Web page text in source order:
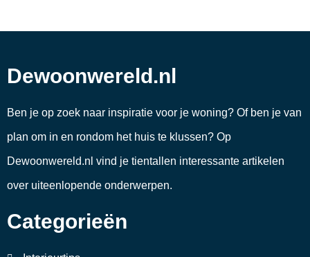
Dewoonwereld.nl
Ben je op zoek naar inspiratie voor je woning? Of ben je van
plan om in en rondom het huis te klussen? Op
Dewoonwereld.nl vind je tientallen interessante artikelen
over uiteenlopende onderwerpen.
Categorieën